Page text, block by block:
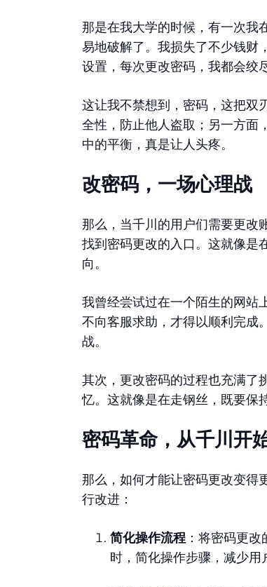
那是在我大学的时候，有一次我
易地破解了。我损失了不少钱财
设置，每次更改密码，我都会绞
这让我不禁想到，密码，这把双
全性，防止他人盗取；另一方面
中的平衡，真是让人头疼。
改密码，一场心理战
那么，当千川的用户们需要更改
找到密码更改的入口。这就像是
向。
我曾经尝试过在一个陌生的网站
不向客服求助，才得以顺利完成
战。
其次，更改密码的过程也充满了
忆。这就像是在走钢丝，既要保
密码革命，从千川开
那么，如何才能让密码更改变得
行改进：
简化操作流程 ：将密码更
时，简化操作步骤，减少用